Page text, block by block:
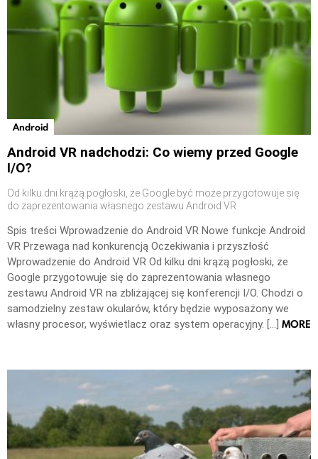
Android
Android VR nadchodzi: Co wiemy przed Google
I/O?
Od kilku dni krążą pogłoski, że Google być może przygotowuje się
do zaprezentowania własnego zestawu Android VR
Spis treści Wprowadzenie do Android VR Nowe funkcje Android
VR Przewaga nad konkurencją Oczekiwania i przyszłość
Wprowadzenie do Android VR Od kilku dni krążą pogłoski, że
Google przygotowuje się do zaprezentowania własnego
zestawu Android VR na zbliżającej się konferencji I/O. Chodzi o
samodzielny zestaw okularów, który będzie wyposażony we
własny procesor, wyświetlacz oraz system operacyjny. […] MORE